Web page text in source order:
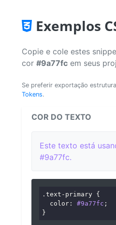
Exemplos
Copie e cole estes
cor #9a77fc em seus
Se preferir exportação
Tokens.
COR DO TEXTO
Este texto está
#9a77fc.
.text-primary {
color : #9a77fc ;
}